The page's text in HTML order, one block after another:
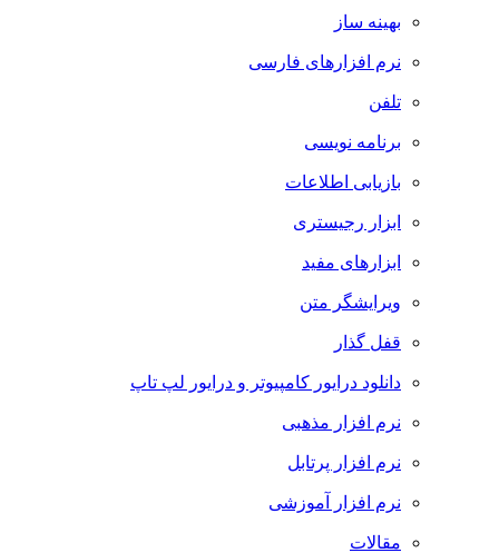
بهینه ساز
نرم افزارهای فارسی
تلفن
برنامه نویسی
بازیابی اطلاعات
ابزار رجیستری
ابزارهای مفید
ویرایشگر متن
قفل گذار
دانلود درایور کامپیوتر و درایور لپ تاپ
نرم افزار مذهبی
نرم افزار پرتابل
نرم افزار آموزشی
مقالات